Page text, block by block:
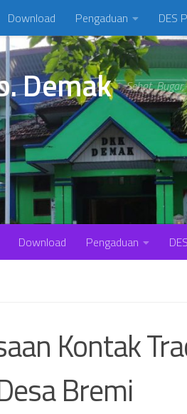
Download Pengaduan DES
Demak Sehat,
Download Pengaduan
Kontak
Bremi